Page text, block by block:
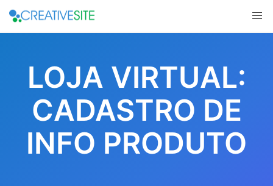
contentLOJA VIRTUAL:
CADASTRO DE
INFO PRODUTO